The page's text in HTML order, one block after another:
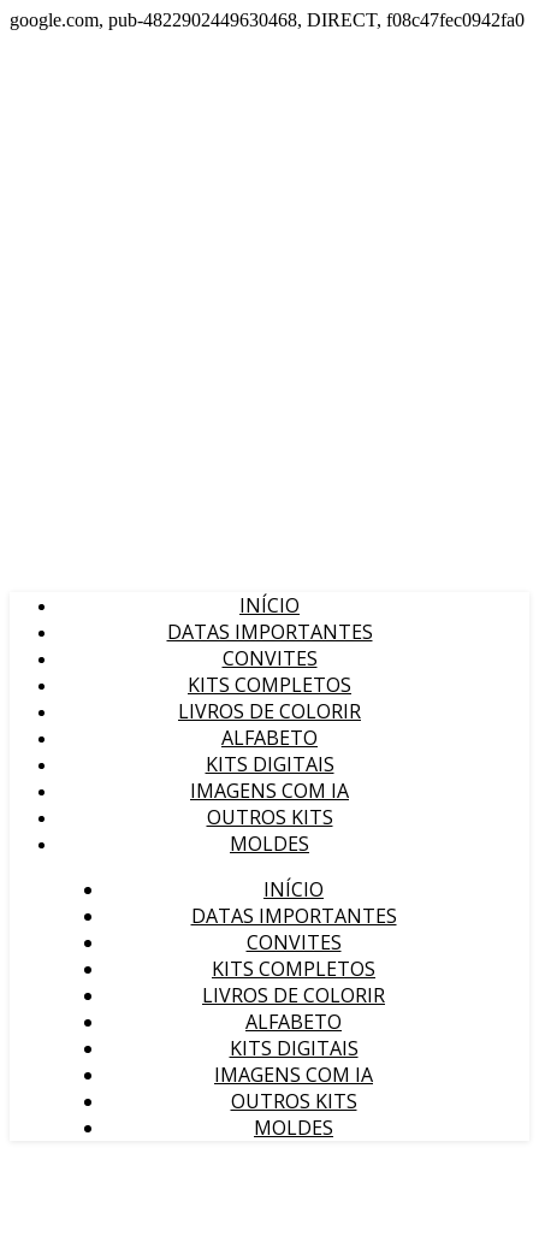
google.com, pub-4822902449630468, DIRECT, f08c47fec0942fa0
INÍCIO
DATAS IMPORTANTES
CONVITES
KITS COMPLETOS
LIVROS DE COLORIR
ALFABETO
KITS DIGITAIS
IMAGENS COM IA
OUTROS KITS
MOLDES
INÍCIO
DATAS IMPORTANTES
CONVITES
KITS COMPLETOS
LIVROS DE COLORIR
ALFABETO
KITS DIGITAIS
IMAGENS COM IA
OUTROS KITS
MOLDES